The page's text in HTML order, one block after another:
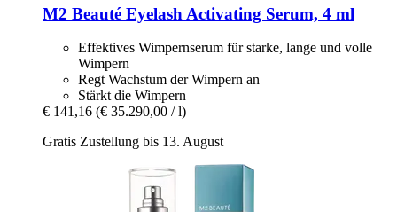
M2 Beauté Eyelash Activating Serum, 4 ml
Effektives Wimpernserum für starke, lange und volle
Wimpern
Regt Wachstum der Wimpern an
Stärkt die Wimpern
€ 141,16 (€ 35.290,00 / l)
Gratis Zustellung bis 13. August